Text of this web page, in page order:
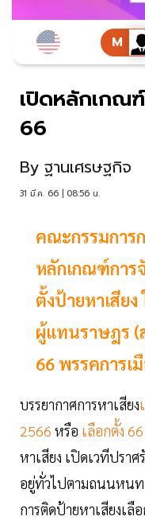
เปิดหลักเกณ
66
By ฐานเศรษฐกิจ
31 มี.ค. 66 | 08:56 น.
คณะกรรมการ
หลักเกณฑ์การ
ตั้งป้ายหาเสีย
ผู้แทนราษฎร (
66 พรรคการเ
บรรยากาศการหาเสียง
2566 หรือ เลือกตั้ง 66
หาเสียง เปิดเวทีปรา
อยู่ทั่วไปตามถนนหนท
การติดป้ายหาเสียงเลื